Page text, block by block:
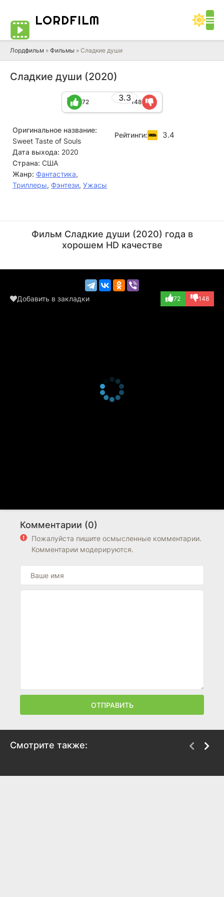
LORDFILM
Лордфильм » Фильмы » Сладкие души
Сладкие души (2020)
3.3
72 148
Оригинальное название:
Sweet Taste of Souls
Дата выхода: 2020
Страна: США
Жанр: Фантастика,
Триллеры, Фэнтези, Ужасы
Рейтинги: 3.4
(играет саму себ...)
(Kyle)
Фильм Сладкие души (2020) года в
хорошем HD качестве
Добавить в закладки 72 148
Комментарии (0)
Пожалуйста пишите осмысленные комментарии.
Комментарии модерируются.
ОТПРАВИТЬ
Смотрите также: